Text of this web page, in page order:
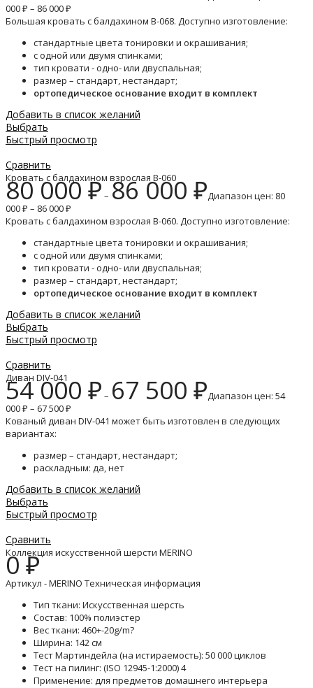
000 ₽ – 86 000 ₽
Большая кровать с балдахином B-068. Доступно изготовление:
стандартные цвета тонировки и окрашивания;
с одной или двумя спинками;
тип кровати - одно- или двуспальная;
размер – стандарт, нестандарт;
ортопедическое основание входит в комплект
Добавить в список желаний
Выбрать
Быстрый просмотр
Сравнить
Кровать с балдахином взрослая B-060
80 000₽– 86 000 ₽Диапазон цен: 80
000 ₽ – 86 000 ₽
Кровать с балдахином взрослая B-060. Доступно изготовление:
стандартные цвета тонировки и окрашивания;
с одной или двумя спинками;
тип кровати - одно- или двуспальная;
размер – стандарт, нестандарт;
ортопедическое основание входит в комплект
Добавить в список желаний
Выбрать
Быстрый просмотр
Сравнить
Диван DIV-041
54 000 ₽ – 67 500 ₽Диапазон цен: 54
000 ₽ – 67 500 ₽
Кованый диван DIV-041 может быть изготовлен в следующих
вариантах:
размер – стандарт, нестандарт;
раскладным: да, нет
Добавить в список желаний
Выбрать
Быстрый просмотр
Сравнить
Коллекция искусственной шерсти MERINO
0₽
Артикул - MERINO Техническая информация
Тип ткани: Искусственная шерсть
Состав: 100% полиэстер
Вес ткани: 460+-20g/m?
Ширина: 142 см
Тест Мартиндейла (на истираемость): 50 000 циклов
Тест на пилинг: (ISO 12945-1:2000) 4
Применение: для предметов домашнего интерьера